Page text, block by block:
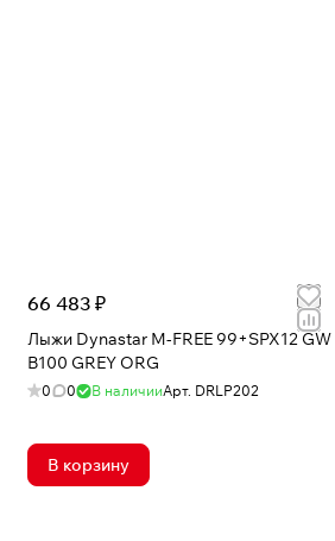
66 483 ₽
Лыжи Dynastar M-FREE 99+SPX12 GW
B100 GREY ORG
0 0 В наличииАрт. DRLP202
В корзину